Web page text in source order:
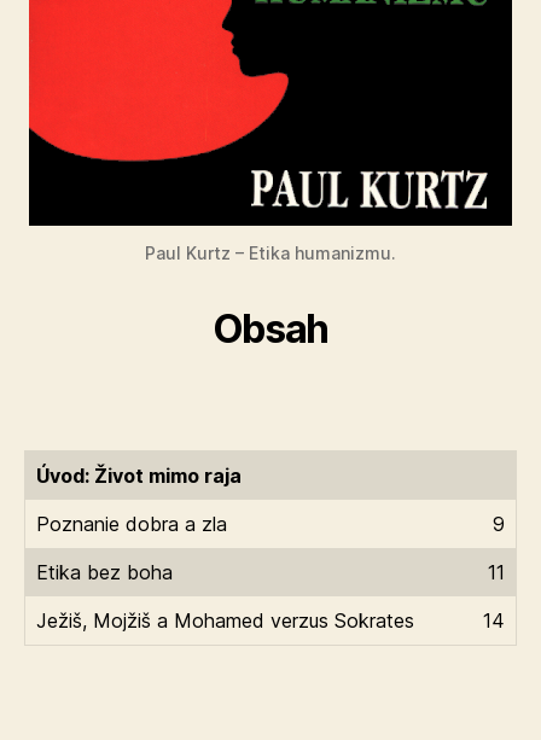
Paul Kurtz – Etika humanizmu.
Obsah
Úvod: Život mimo raja
Poznanie dobra a zla
9
Etika bez boha
11
Ježiš, Mojžiš a Mohamed verzus Sokrates
14